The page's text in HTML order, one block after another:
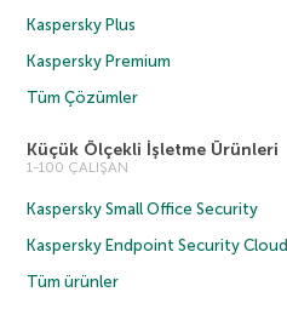
Kaspersky Plus
Kaspersky Premium
Tüm Çözümler
Küçük Ölçekli İşletme Ürünleri
1-100 ÇALIŞAN
Kaspersky Small Office Security
Kaspersky Endpoint Security Cloud
Tüm ürünler